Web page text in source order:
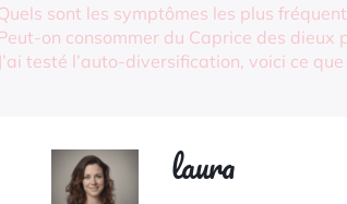
sont les symptômes les plus
on consommer du Caprice des dieux
J’ai testé l’auto-diversification, voici ce
laura